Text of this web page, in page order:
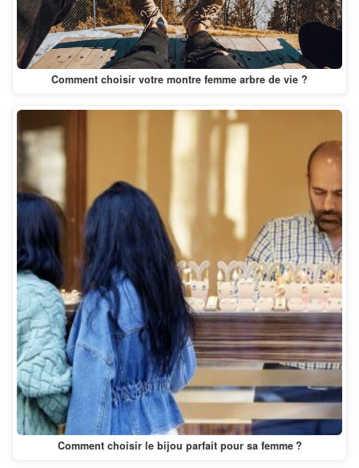
Comment choisir votre montre femme arbre de vie ?
Comment choisir le bijou parfait pour sa femme ?